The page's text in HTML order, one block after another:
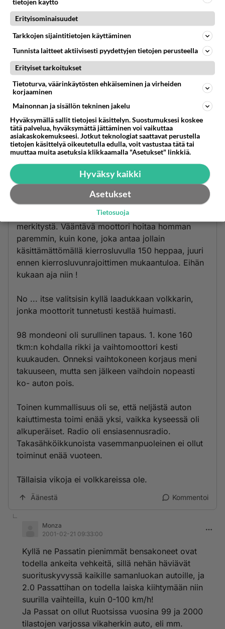
2001-02-21 09:06:00
... kilowatteihin on sitten taas ihan turha tuijotella.
Harvinaisen lujassa se käsitys, että niilläolisi jotain
merkitystä. Vääntävä moottori hoitaa homman
paremmin, kuin kone, joka antaa jollain
käsittämättömällä kierrosluvulla 150 heppaa, juuri
ennen kierrosluvunrajoittimen mukaantuloa. Eihän
kukaan aja niin !
No ... itse valitsisin kyllä laadukkaan volkkarin,
jonka moottorit tunnetusti kestää huimasti.
98 mondeoni oli surullinen tapaus. 1. kone 160
tkm:n kohdalla rikki ja vaihtomoottori kesti
kuukauden. Onneksi vaihtokoneen korjaus meni
takuuseen, mutta sen jälkeen vaihdoin nopeasti
ko- auton pois.
Toinen kummallisuus oli se, että neljästä auton
kaiuttimesta toimi enää yksi, vaikka kyseessä oli
alkuperäiset. Radio oli ensiasennusradio.
Takasähköikkunoista vasemmanpuoleinen ei ollut
toiminut enää vuoteen.
Tällaisia vikoja ei volkkareissa ole.
Äänestä Kommentoi
Monza
2001-02-21 09:33:00
Kyllä ne Passatin pienimmät bensakoneet ovat
todella ankeita vehkeitä, sillä nehän häviävät
suorituskyvyssä kaikille samanluokan autoille, ja
2.0 Passattihan on todella laiska kiihtymään niin
suurilla vaihteilla, kuin 0-100 km/h!
Ja Passat on ollut Ruotsissa vuosina 99 ja 2000
tilastojen varjossa vikaherkin auto, eli mm.
tietojen käyttö
Erityisominaisuudet
Tarkkojen sijaintitietojen käyttäminen
Tunnista laitteet aktiivisesti pyydettyjen tietojen perusteella
Erityiset tarkoitukset
Tietoturva, väärinkäytösten ehkäiseminen ja virheiden
korjaaminen
Mainonnan ja sisällön tekninen jakelu
Hyväksymällä sallit tietojesi käsittelyn. Suostumuksesi koskee
tätä palvelua, hyväksymättä jättäminen voi vaikuttaa
asiakaskokemukseesi. Jotkut teknologiat saattavat perustella
tietojen käsittelyä oikeutetulla edulla, voit vastustaa tätä tai
muuttaa muita asetuksia klikkaamalla "Asetukset" linkkiä.
Hyväksy kaikki
Asetukset
Tietosuoja